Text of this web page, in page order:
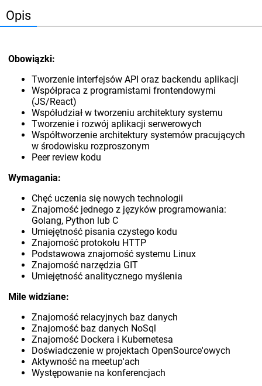
Opis
Obowiązki:
Tworzenie interfejsów API oraz backendu aplikacji
Współpraca z programistami frontendowymi
(JS/React)
Współudział w tworzeniu architektury systemu
Tworzenie i rozwój aplikacji serwerowych
Współtworzenie architektury systemów pracujących
w środowisku rozproszonym
Peer review kodu
Wymagania:
Chęć uczenia się nowych technologii
Znajomość jednego z języków programowania:
Golang, Python lub C
Umiejętność pisania czystego kodu
Znajomość protokołu HTTP
Podstawowa znajomość systemu Linux
Znajomość narzędzia GIT
Umiejętność analitycznego myślenia
Mile widziane:
Znajomość relacyjnych baz danych
Znajomość baz danych NoSql
Znajomość Dockera i Kubernetesa
Doświadczenie w projektach OpenSource'owych
Aktywność na meetup'ach
Występowanie na konferencjach